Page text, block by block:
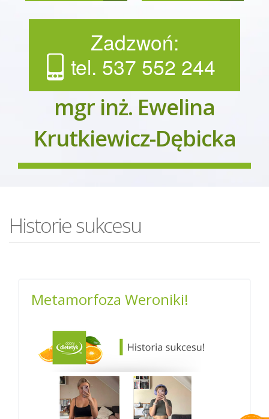
Zadzwoń:
tel. 537 552 244
mgr inż. Ewelina
Krutkiewicz-Dębicka
Historie sukcesu
Metamorfoza Weroniki!